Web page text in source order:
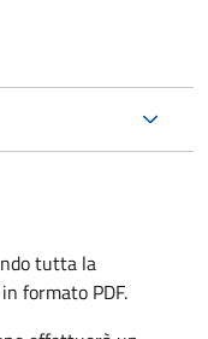
tutta la
formato PDF.